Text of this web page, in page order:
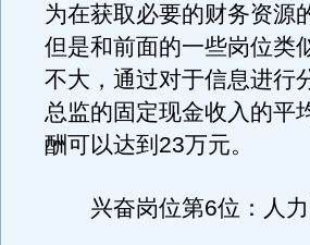
为在获取必要的财务资源
但是和前面的一些岗位类
不大，通过对于信息进行
总监的固定现金收入的平
酬可以达到23万元。
兴奋岗位第6位：人力